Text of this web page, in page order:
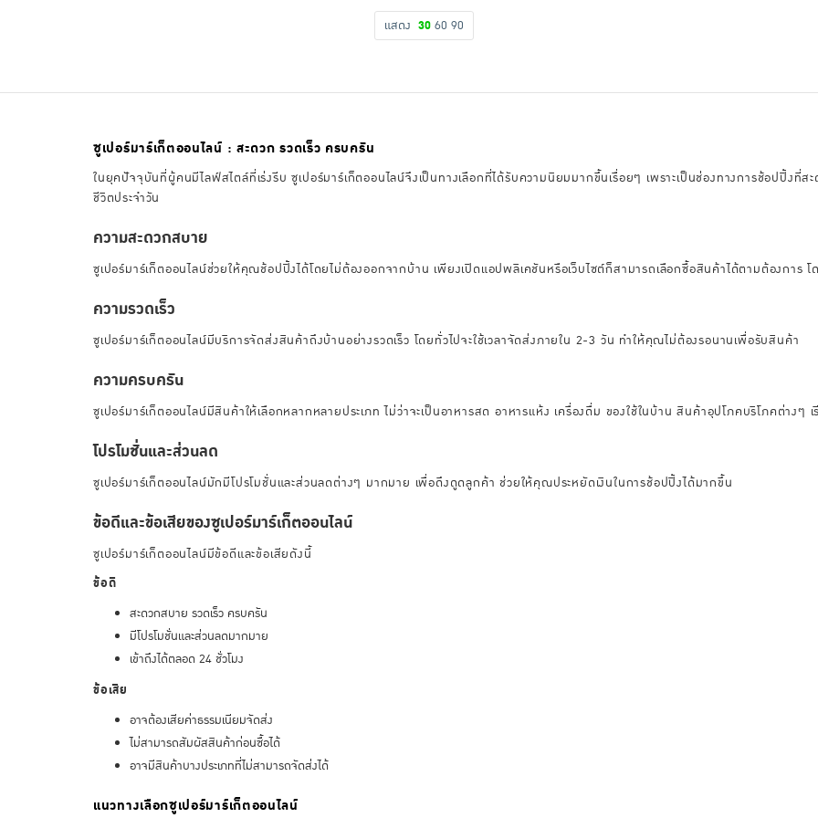
แสดง 30 60 90
ซูเปอร์มาร์เก็ตออนไลน์ : สะดวก รวดเร็ว ครบครัน
ในยุคปัจจุบันที่ผู้คนมีไลฟ์สไตล์ที่เร่งรีบ ซูเปอร์มาร์เก็ตออนไลน์จึงเป็นทางเลือกที่ได้รับความนิยมมากขึ้นเรื่อยๆ เพราะเป็นช่องทางการช้อปปิ้งที่
ชีวิตประจำวัน
ความสะดวกสบาย
ซูเปอร์มาร์เก็ตออนไลน์ช่วยให้คุณช้อปปิ้งได้โดยไม่ต้องออกจากบ้าน เพียงเปิดแอปพลิเคชันหรือเว็บไซต์ก็สามารถเลือกซื้อสินค้าได้ตามต้องการ โ
ความรวดเร็ว
ซูเปอร์มาร์เก็ตออนไลน์มีบริการจัดส่งสินค้าถึงบ้านอย่างรวดเร็ว โดยทั่วไปจะใช้เวลาจัดส่งภายใน 2-3 วัน ทำให้คุณไม่ต้องรอนานเพื่อรับสินค้า
ความครบครัน
ซูเปอร์มาร์เก็ตออนไลน์มีสินค้าให้เลือกหลากหลายประเภท ไม่ว่าจะเป็นอาหารสด อาหารแห้ง เครื่องดื่ม ของใช้ในบ้าน สินค้าอุปโภคบริโภคต่างๆ
โปรโมชั่นและส่วนลด
ซูเปอร์มาร์เก็ตออนไลน์มักมีโปรโมชั่นและส่วนลดต่างๆ มากมาย เพื่อดึงดูดลูกค้า ช่วยให้คุณประหยัดเงินในการช้อปปิ้งได้มากขึ้น
ข้อดีและข้อเสียของซูเปอร์มาร์เก็ตออนไลน์
ซูเปอร์มาร์เก็ตออนไลน์มีข้อดีและข้อเสียดังนี้
ข้อดี
สะดวกสบาย รวดเร็ว ครบครัน
มีโปรโมชั่นและส่วนลดมากมาย
เข้าถึงได้ตลอด 24 ชั่วโมง
ข้อเสีย
อาจต้องเสียค่าธรรมเนียมจัดส่ง
ไม่สามารถสัมผัสสินค้าก่อนซื้อได้
อาจมีสินค้าบางประเภทที่ไม่สามารถจัดส่งได้
แนวทางเลือกซูเปอร์มาร์เก็ตออนไลน์